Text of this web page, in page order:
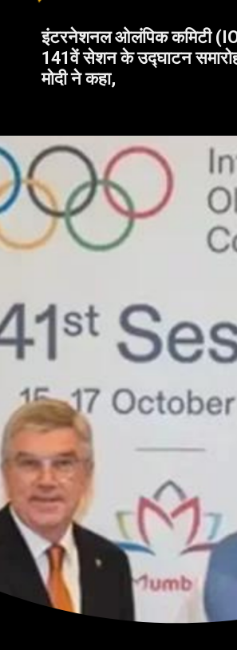
इंटरनेशनल ओलंपिक कमिटी
141वें सेशन के उद्घाटन
मोदी ने कहा,